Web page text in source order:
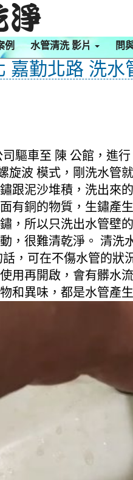
例 水管清洗 影片 問
嘉勤北路 洗水
驅車至 陳 公館，進
旋波 模式，剛洗水管
跟泥沙堆積，洗出來
有銅的物質，生鏽產
，所以只洗出水管壁
，很難清乾淨。 清
，可在不傷水管的狀
用再開啟，會有髒水
和異味，都是水管產